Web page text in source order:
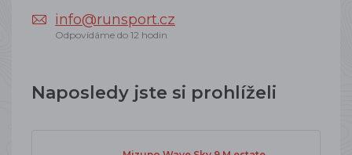
info@runsport.cz
Odpovídáme do 12 hodin
Naposledy jste si prohlíželi